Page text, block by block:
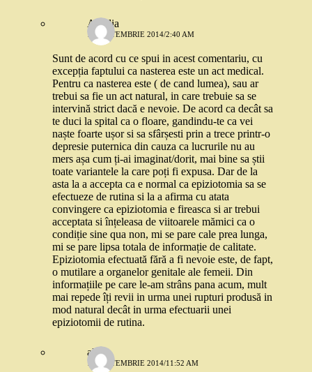
Amalia
12 SEPTEMBRIE 2014/2:40 AM
Sunt de acord cu ce spui in acest comentariu, cu
excepția faptului ca nasterea este un act medical.
Pentru ca nasterea este ( de cand lumea), sau ar
trebui sa fie un act natural, in care trebuie sa se
intervină strict dacă e nevoie. De acord ca decât sa
te duci la spital ca o floare, gandindu-te ca vei
naște foarte ușor si sa sfârșesti prin a trece printr-o
depresie puternica din cauza ca lucrurile nu au
mers așa cum ți-ai imaginat/dorit, mai bine sa știi
toate variantele la care poți fi expusa. Dar de la
asta la a accepta ca e normal ca epiziotomia sa se
efectueze de rutina si la a afirma cu atata
convingere ca epiziotomia e fireasca si ar trebui
acceptata si înțeleasa de viitoarele mămici ca o
condiție sine qua non, mi se pare cale prea lunga,
mi se pare lipsa totala de informație de calitate.
Epiziotomia efectuată fără a fi nevoie este, de fapt,
o mutilare a organelor genitale ale femeii. Din
informațiile pe care le-am strâns pana acum, mult
mai repede îți revii in urma unei rupturi produsă in
mod natural decât in urma efectuarii unei
epiziotomii de rutina.
alina
12 SEPTEMBRIE 2014/11:52 AM